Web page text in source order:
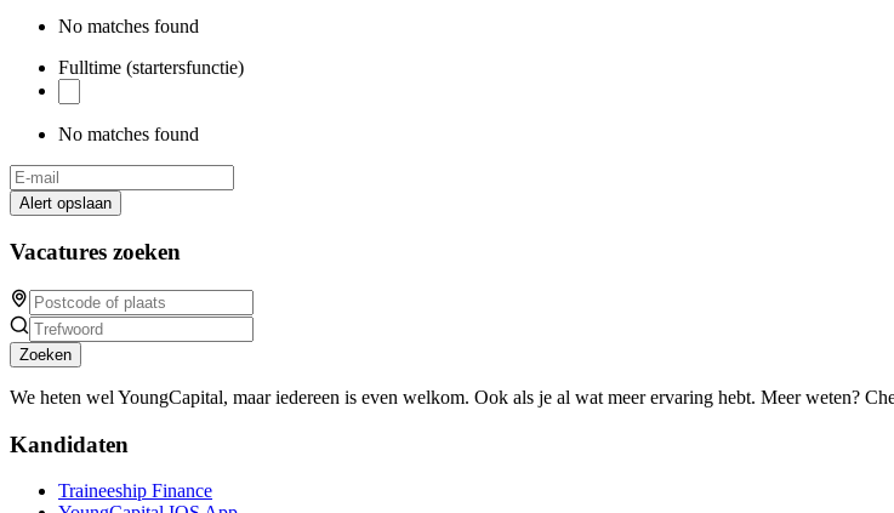
No matches found
Fulltime (startersfunctie)
No matches found
Alert opslaan
Vacatures zoeken
Zoeken
We heten wel YoungCapital, maar iedereen is even welkom. Ook als je al wat meer ervaring hebt. Meer weten?
Kandidaten
Traineeship Finance